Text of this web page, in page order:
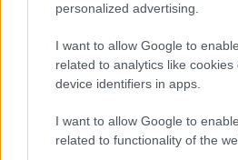
personalized advertising.
I want to allow Google to
related to analytics like cookies
device identifiers in apps.
I want to allow Google to
related to functionality of the
Komoly
hozhat a
Steam Deck
PCW.lite| 2024.10.21
Egyre több
következő
változatának